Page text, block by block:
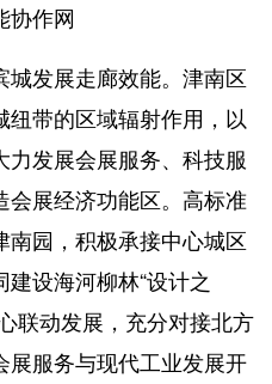
协作网
发展走廊效能。津南区
带的区域辐射作用，以
发展会展服务、科技服
会展经济功能区。高标准
园，积极承接中心城区
设海河柳林“设计之
联动发展，充分对接北方
展服务与现代工业发展开